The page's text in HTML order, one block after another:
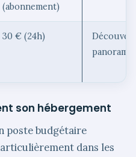
(abonnement)
30 € (24h)
son hébergement
poste budgétaire
dans les